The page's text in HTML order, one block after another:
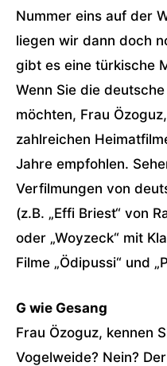
Nummer eins auf der
liegen wir dann doch
gibt es eine türkische
Wenn Sie die
möchten, Frau
zahlreichen
Jahre empfohlen.
Verfilmungen von
(z.B. „Effi Briest“ von
oder „Woyzeck“ mit
Filme „Ödipussi“ und
G wie Gesang
Frau Özoguz, kennen
Vogelweide? Nein?